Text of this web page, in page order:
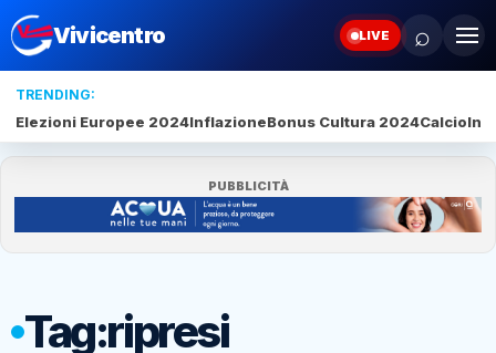
Vivicentro LIVE ⌕
TRENDING:
Elezioni Europee 2024InflazioneBonus Cultura 2024Calcio
PUBBLICITÀ
Tag:ripresi